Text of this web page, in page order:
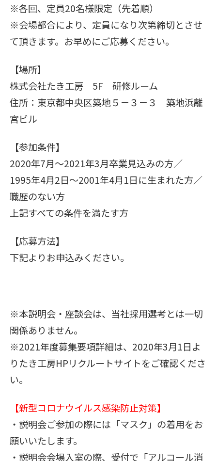
※各回、定員20名様限定（先着順）
※会場都合により、定員になり次第締切とさせ
て頂きます。お早めにご応募ください。
【場所】
株式会社たき工房 5F 研修ルーム
住所：東京都中央区築地５－３－３ 築地浜離
宮ビル
【参加条件】
2020年7月～2021年3月卒業見込みの方／
1995年4月2日～2001年4月1日に生まれた方／
職歴のない方
上記すべての条件を満たす方
【応募方法】
下記よりお申込みください。
※本説明会・座談会は、当社採用選考とは一切
関係ありません。
※2021年度募集要項詳細は、2020年3月1日よ
りたき工房HPリクルートサイトをご確認くださ
い。
【新型コロナウイルス感染防止対策】
・説明会ご参加の際には「マスク」の着用をお
願いいたします。
・説明会会場入室の際、受付で「アルコール消